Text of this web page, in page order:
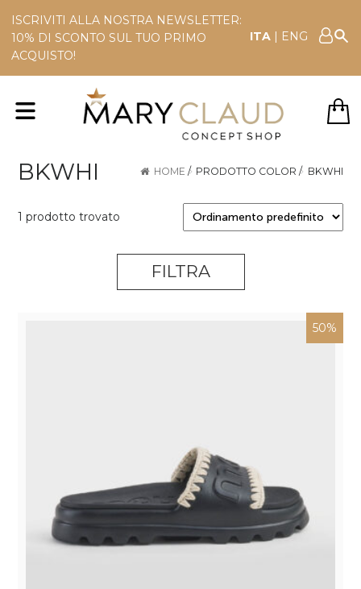
ISCRIVITI ALLA NOSTRA NEWSLETTER:
10% DI SCONTO SUL TUO PRIMO
ACQUISTO!
ITA | ENG
BKWHI HOME / PRODOTTO COLOR / BKWHI
1 prodotto trovato
FILTRA
50%